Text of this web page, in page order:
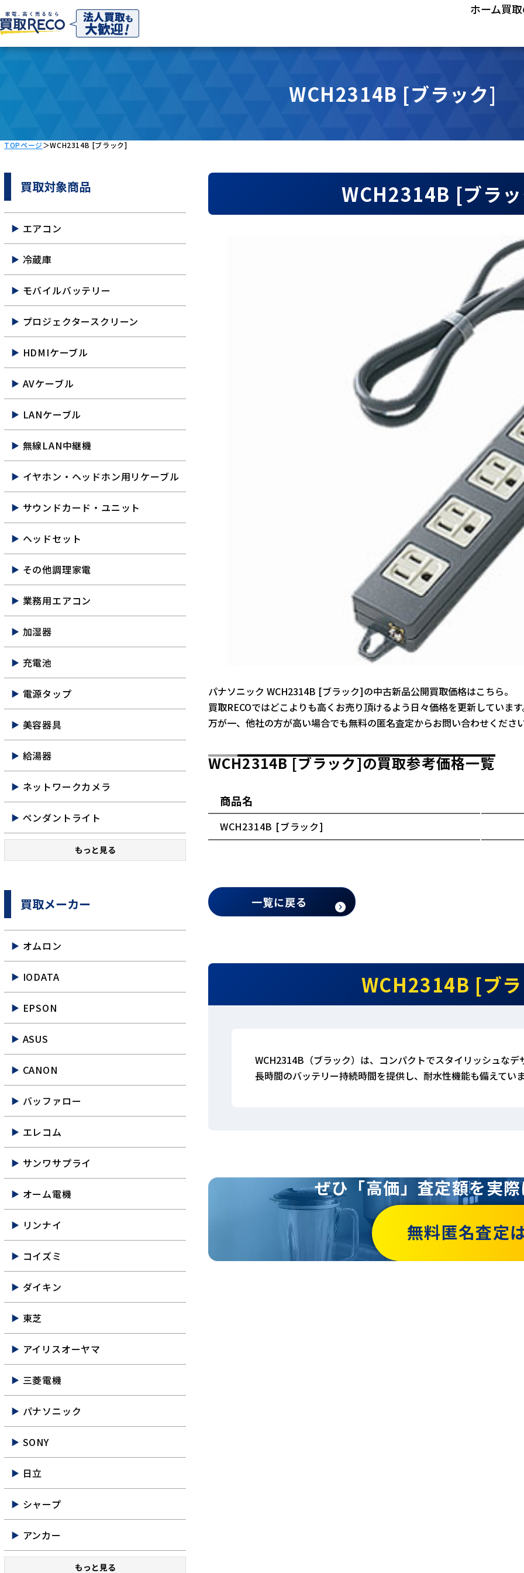
ホーム買
WCH2314B [ブラック]
TOPページ＞WCH2314B [ブラック]
WCH2314B [ブラ
パナソニック WCH2314B [ブラック]の中古新品公開買取価格はこちら。
買取RECOではどこよりも高くお売り頂けるよう日々価格を更新していま
万が一、他社の方が高い場合でも無料の匿名査定からお問い合わせくださ
WCH2314B [ブラック]の買取参考価格一覧
商品名
WCH2314B [ブラック]
一覧に戻る
WCH2314B [ブ
WCH2314B（ブラック）は、コンパクトでスタイリッシュな
長時間のバッテリー持続時間を提供し、耐水性機能も備えてい
ぜひ「高価」査定額を実
無料匿名査定
買取対象商品
エアコン
冷蔵庫
モバイルバッテリー
プロジェクタースクリーン
HDMIケーブル
AVケーブル
LANケーブル
無線LAN中継機
イヤホン・ヘッドホン用リケーブル
サウンドカード・ユニット
ヘッドセット
その他調理家電
業務用エアコン
加湿器
充電池
電源タップ
美容器具
給湯器
ネットワークカメラ
ペンダントライト
もっと見る
買取メーカー
オムロン
IODATA
EPSON
ASUS
CANON
バッファロー
エレコム
サンワサプライ
オーム電機
リンナイ
コイズミ
ダイキン
東芝
アイリスオーヤマ
三菱電機
パナソニック
SONY
日立
シャープ
アンカー
もっと見る